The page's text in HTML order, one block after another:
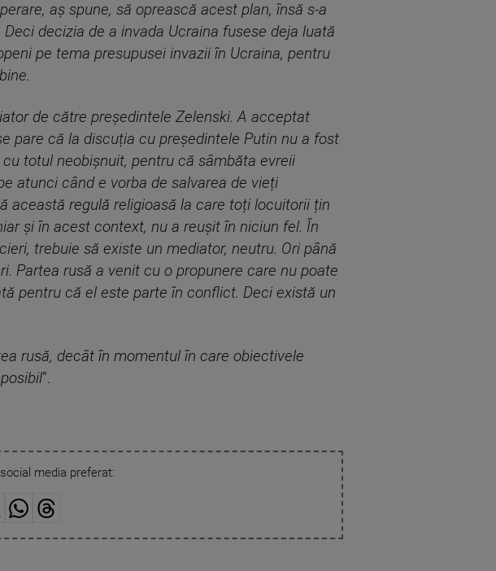
aș spune, să oprească acest plan, însă s-a
decizia de a invada Ucraina fusese deja luată
pe tema presupusei invazii în Ucraina, pentru
de către președintele Zelenski. A acceptat
pare că la discuția cu președintele Putin nu a fost
totul neobișnuit, pentru că sâmbăta evreii
atunci când e vorba de salvarea de vieți
această regulă religioasă la care toți locuitorii țin
și în acest context, nu a reușit în niciun fel. În
trebuie să existe un mediator, neutru. Ori până
Partea rusă a venit cu o propunere care nu poate
pentru că el este parte în conflict. Deci există un
rusă, decât în momentul în care obiectivele
”.
media preferat: